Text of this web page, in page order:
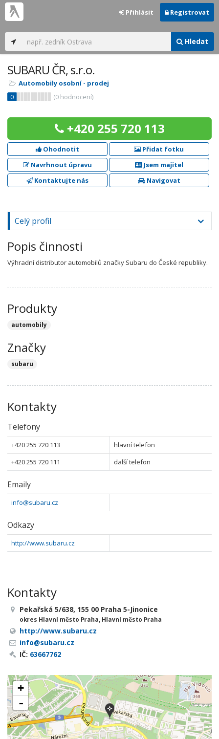
Hledat
Přihlásit Registrovat
SUBARU ČR, s.r.o.
Automobily osobní - prodej
0
(0 hodnocení)
+420 255 720 113
Ohodnotit
Přidat fotku
Navrhnout úpravu
Jsem majitel
Kontaktujte nás
Navigovat
Celý profil
Popis činnosti
Výhradní distributor automobilů značky Subaru do České republiky.
Produkty
automobily
Značky
subaru
Kontakty
Telefony
+420 255 720 113
hlavní telefon
+420 255 720 111
další telefon
Emaily
info@subaru.cz
Odkazy
http://www.subaru.cz
Kontakty
Pekařská 5/638, 155 00 Praha 5-Jinonice
okres Hlavní město Praha, Hlavní město Praha
http://www.subaru.cz
info@subaru.cz
IČ: 63667762
+
-